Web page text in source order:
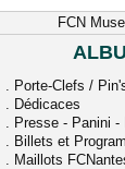
FCN
. Porte-Clefs /
. Dédicaces
. Presse - Panini
. Billets et
. Maillots